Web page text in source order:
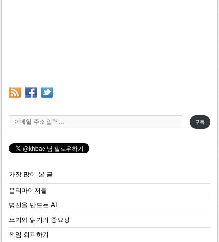
이메일 주소 입력…
구독
가장 많이 본 글
옵티마이저들
병신을 만드는 AI
쓰기와 읽기의 중요성
책임 회피하기